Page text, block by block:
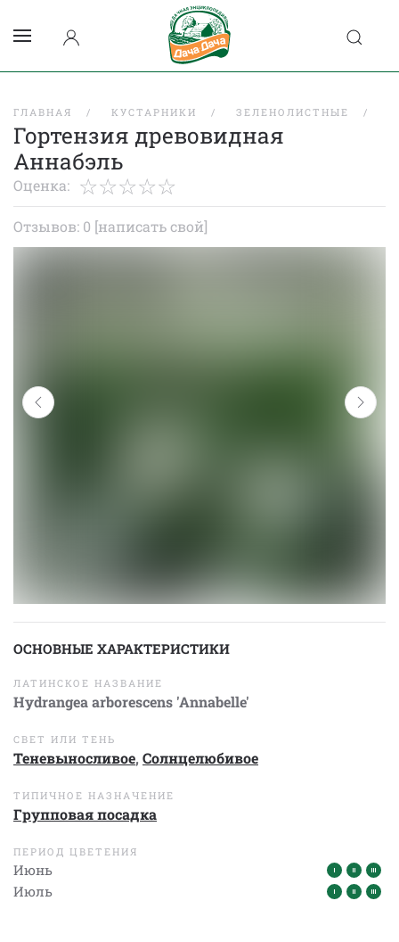
ГЛАВНАЯ КУСТАРНИКИ ЗЕЛЕНОЛИСТНЫЕ
Гортензия древовидная
Аннабэль
Оценка:
Отзывов: 0 [написать свой]
ОСНОВНЫЕ ХАРАКТЕРИСТИКИ
ЛАТИНСКОЕ НАЗВАНИЕ
Hydrangea arborescens 'Annabelle'
СВЕТ ИЛИ ТЕНЬ
Теневыносливое, Солнцелюбивое
ТИПИЧНОЕ НАЗНАЧЕНИЕ
Групповая посадка
ПЕРИОД ЦВЕТЕНИЯ
Июнь
Июль